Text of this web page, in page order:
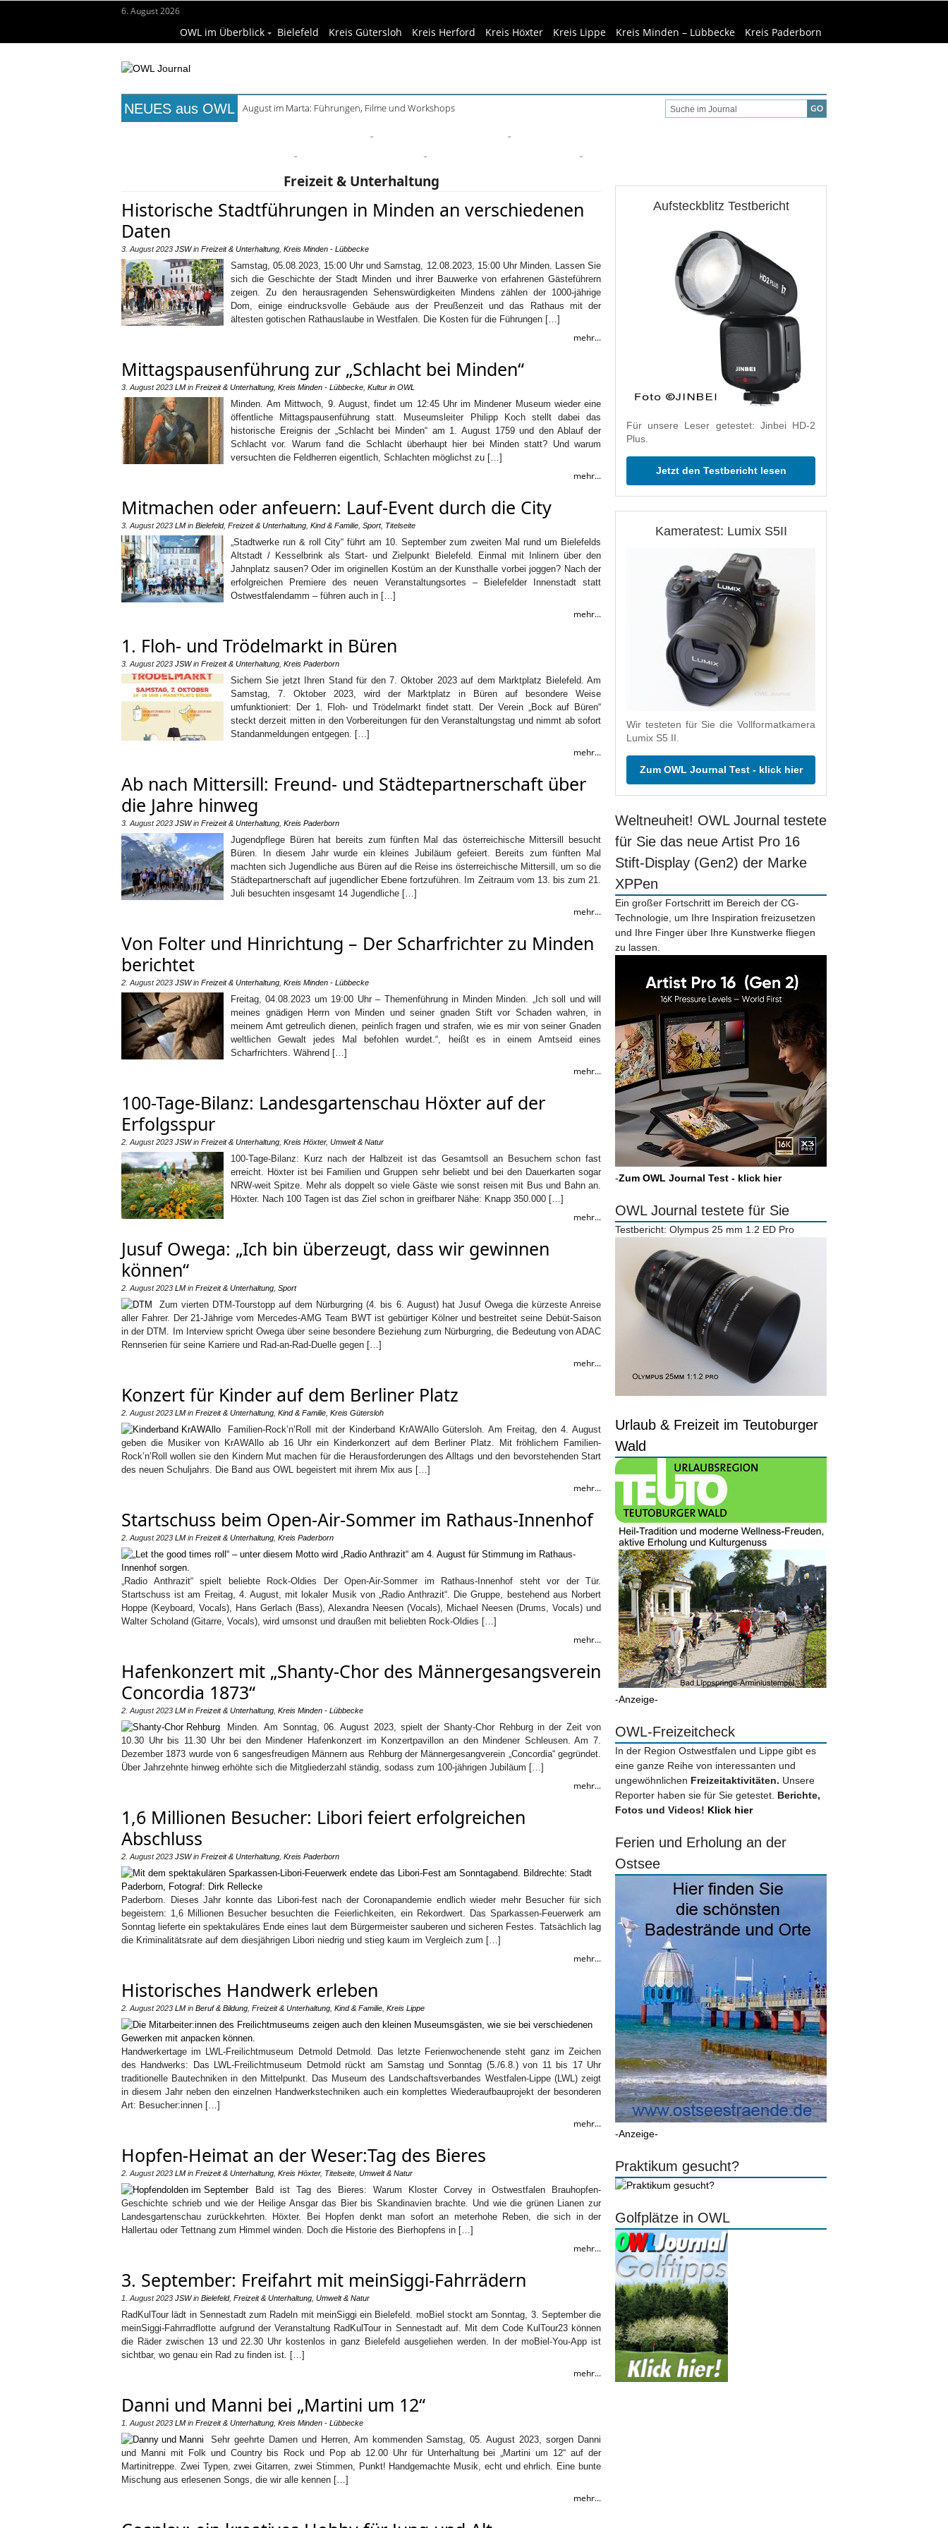
6. August 2026
OWL im Überblick Bielefeld Kreis Gütersloh Kreis Herford Kreis Höxter Kreis Lippe Kreis Minden – Lübbecke Kreis Paderborn
NEUES aus OWL August im Marta: Führungen, Filme und Workshops
Frühaufsteher-Führung im Mindener Museum am 13. August
Freizeit & Unterhaltung
Historische Stadtführungen in Minden an verschiedenen
Daten
3. August 2023 JSWin Freizeit & Unterhaltung Kreis Minden - Lübbecke
Samstag, 05.08.2023, 15:00 Uhr und Samstag, 12.08.2023, 15:00 Uhr Minden. Lassen Sie
sich die Geschichte der Stadt Minden und ihrer Bauwerke von erfahrenen Gästeführern
zeigen. Zu den herausragenden Sehenswürdigkeiten Mindens zählen der 1000-jährige
Dom, einige eindrucksvolle Gebäude aus der Preußenzeit und das Rathaus mit der
ältesten gotischen Rathauslaube in Westfalen. Die Kosten für die Führungen […]
mehr...
Mittagspausenführung zur „Schlacht bei Minden“
3. August 2023 LM in Freizeit & Unterhaltung Kreis Minden - Lübbecke Kultur in OWL
Minden. Am Mittwoch, 9. August, findet um 12:45 Uhr im Mindener Museum wieder eine
öffentliche Mittagspausenführung statt. Museumsleiter Philipp Koch stellt dabei das
historische Ereignis der „Schlacht bei Minden“ am 1. August 1759 und den Ablauf der
Schlacht vor. Warum fand die Schlacht überhaupt hier bei Minden statt? Und warum
versuchten die Feldherren eigentlich, Schlachten möglichst zu […]
mehr...
Mitmachen oder anfeuern: Lauf-Event durch die City
3. August 2023 LM in Bielefeld, Freizeit & Unterhaltung Kind & Familie Sport, Titelseite
„Stadtwerke run & roll City“ führt am 10. September zum zweiten Mal rund um Bielefelds
Altstadt / Kesselbrink als Start- und Zielpunkt Bielefeld. Einmal mit Inlinern über den
Jahnplatz sausen? Oder im originellen Kostüm an der Kunsthalle vorbei joggen? Nach der
erfolgreichen Premiere des neuen Veranstaltungsortes – Bielefelder Innenstadt statt
Ostwestfalendamm – führen auch in […]
mehr...
1. Floh- und Trödelmarkt in Büren
3. August 2023 JSWin Freizeit & Unterhaltung Kreis Paderborn
Sichern Sie jetzt Ihren Stand für den 7. Oktober 2023 auf dem Marktplatz Bielefeld. Am
Samstag, 7. Oktober 2023, wird der Marktplatz in Büren auf besondere Weise
umfunktioniert: Der 1. Floh- und Trödelmarkt findet statt. Der Verein „Bock auf Büren“
steckt derzeit mitten in den Vorbereitungen für den Veranstaltungstag und nimmt ab sofort
Standanmeldungen entgegen. […]
mehr...
Ab nach Mittersill: Freund- und Städtepartnerschaft über
die Jahre hinweg
3. August 2023 JSWin Freizeit & Unterhaltung Kreis Paderborn
Jugendpflege Büren hat bereits zum fünften Mal das österreichische Mittersill besucht
Büren. In diesem Jahr wurde ein kleines Jubiläum gefeiert. Bereits zum fünften Mal
machten sich Jugendliche aus Büren auf die Reise ins österreichische Mittersill, um so die
Städtepartnerschaft auf jugendlicher Ebene fortzuführen. Im Zeitraum vom 13. bis zum 21.
Juli besuchten insgesamt 14 Jugendliche […]
mehr...
Von Folter und Hinrichtung – Der Scharfrichter zu Minden
berichtet
2. August 2023 JSWin Freizeit & Unterhaltung Kreis Minden - Lübbecke
Freitag, 04.08.2023 um 19:00 Uhr – Themenführung in Minden Minden. „Ich soll und will
meines gnädigen Herrn von Minden und seiner gnaden Stift vor Schaden wahren, in
meinem Amt getreulich dienen, peinlich fragen und strafen, wie es mir von seiner Gnaden
weltlichen Gewalt jedes Mal befohlen wurdet.“, heißt es in einem Amtseid eines
Scharfrichters. Während […]
mehr...
100-Tage-Bilanz: Landesgartenschau Höxter auf der
Erfolgsspur
2. August 2023 JSWin Freizeit & Unterhaltung Kreis Höxter, Umwelt & Natur
100-Tage-Bilanz: Kurz nach der Halbzeit ist das Gesamtsoll an Besuchern schon fast
erreicht. Höxter ist bei Familien und Gruppen sehr beliebt und bei den Dauerkarten sogar
NRW-weit Spitze. Mehr als doppelt so viele Gäste wie sonst reisen mit Bus und Bahn an.
Höxter. Nach 100 Tagen ist das Ziel schon in greifbarer Nähe: Knapp 350.000 […]
mehr...
Jusuf Owega: „Ich bin überzeugt, dass wir gewinnen
können“
2. August 2023 LM in Freizeit & Unterhaltung Sport
Zum vierten DTM-Tourstopp auf dem Nürburgring (4. bis 6. August) hat Jusuf Owega die kürzeste Anreise
aller Fahrer. Der 21-Jährige vom Mercedes-AMG Team BWT ist gebürtiger Kölner und bestreitet seine Debüt-Saison
in der DTM. Im Interview spricht Owega über seine besondere Beziehung zum Nürburgring, die Bedeutung von ADAC
Rennserien für seine Karriere und Rad-an-Rad-Duelle gegen […]
mehr...
Konzert für Kinder auf dem Berliner Platz
2. August 2023 LM in Freizeit & Unterhaltung Kind & Familie Kreis Gütersloh
Familien-Rock’n’Roll mit der Kinderband KrAWAllo Gütersloh. Am Freitag, den 4. August
geben die Musiker von KrAWAllo ab 16 Uhr ein Kinderkonzert auf dem Berliner Platz. Mit fröhlichem Familien-
Rock’n’Roll wollen sie den Kindern Mut machen für die Herausforderungen des Alltags und den bevorstehenden Start
des neuen Schuljahrs. Die Band aus OWL begeistert mit ihrem Mix aus […]
mehr...
Startschuss beim Open-Air-Sommer im Rathaus-Innenhof
2. August 2023 LM in Freizeit & Unterhaltung Kreis Paderborn
„Radio Anthrazit“ spielt beliebte Rock-Oldies Der Open-Air-Sommer im Rathaus-Innenhof steht vor der Tür.
Startschuss ist am Freitag, 4. August, mit lokaler Musik von „Radio Anthrazit“. Die Gruppe, bestehend aus Norbert
Hoppe (Keyboard, Vocals), Hans Gerlach (Bass), Alexandra Neesen (Vocals), Michael Neesen (Drums, Vocals) und
Walter Scholand (Gitarre, Vocals), wird umsonst und draußen mit beliebten Rock-Oldies […]
mehr...
Hafenkonzert mit „Shanty-Chor des Männergesangsverein
Concordia 1873“
2. August 2023 LM in Freizeit & Unterhaltung Kreis Minden - Lübbecke
Minden. Am Sonntag, 06. August 2023, spielt der Shanty-Chor Rehburg in der Zeit von
10.30 Uhr bis 11.30 Uhr bei den Mindener Hafenkonzert im Konzertpavillon an den Mindener Schleusen. Am 7.
Dezember 1873 wurde von 6 sangesfreudigen Männern aus Rehburg der Männergesangverein „Concordia“ gegründet.
Über Jahrzehnte hinweg erhöhte sich die Mitgliederzahl ständig, sodass zum 100-jährigen Jubiläum […]
mehr...
1,6 Millionen Besucher: Libori feiert erfolgreichen
Abschluss
2. August 2023 JSWin Freizeit & Unterhaltung Kreis Paderborn
Paderborn. Dieses Jahr konnte das Libori-fest nach der Coronapandemie endlich wieder mehr Besucher für sich
begeistern: 1,6 Millionen Besucher besuchten die Feierlichkeiten, ein Rekordwert. Das Sparkassen-Feuerwerk am
Sonntag lieferte ein spektakuläres Ende eines laut dem Bürgermeister sauberen und sicheren Festes. Tatsächlich lag
die Kriminalitätsrate auf dem diesjährigen Libori niedrig und stieg kaum im Vergleich zum […]
mehr...
Historisches Handwerk erleben
2. August 2023 LM in Beruf & Bildung Freizeit & Unterhaltung Kind & Familie Kreis Lippe
Handwerkertage im LWL-Freilichtmuseum Detmold Detmold. Das letzte Ferienwochenende steht ganz im Zeichen
des Handwerks: Das LWL-Freilichtmuseum Detmold rückt am Samstag und Sonntag (5./6.8.) von 11 bis 17 Uhr
traditionelle Bautechniken in den Mittelpunkt. Das Museum des Landschaftsverbandes Westfalen-Lippe (LWL) zeigt
in diesem Jahr neben den einzelnen Handwerkstechniken auch ein komplettes Wiederaufbauprojekt der besonderen
Art: Besucher:innen […]
mehr...
Hopfen-Heimat an der Weser:Tag des Bieres
2. August 2023 LM in Freizeit & Unterhaltung Kreis Höxter, Titelseite Umwelt & Natur
Bald ist Tag des Bieres: Warum Kloster Corvey in Ostwestfalen Brauhopfen-
Geschichte schrieb und wie der Heilige Ansgar das Bier bis Skandinavien brachte. Und wie die grünen Lianen zur
Landesgartenschau zurückkehrten. Höxter. Bei Hopfen denkt man sofort an meterhohe Reben, die sich in der
Hallertau oder Tettnang zum Himmel winden. Doch die Historie des Bierhopfens in […]
mehr...
3. September: Freifahrt mit meinSiggi-Fahrrädern
1. August 2023 JSWin Bielefeld, Freizeit & Unterhaltung Umwelt & Natur
RadKulTour lädt in Sennestadt zum Radeln mit meinSiggi ein Bielefeld. moBiel stockt am Sonntag, 3. September die
meinSiggi-Fahrradflotte aufgrund der Veranstaltung RadKulTour in Sennestadt auf. Mit dem Code KulTour23 können
die Räder zwischen 13 und 22.30 Uhr kostenlos in ganz Bielefeld ausgeliehen werden. In der moBiel-You-App ist
sichtbar, wo genau ein Rad zu finden ist. […]
mehr...
Danni und Manni bei „Martini um 12“
1. August 2023 LM in Freizeit & Unterhaltung Kreis Minden - Lübbecke
Sehr geehrte Damen und Herren, Am kommenden Samstag, 05. August 2023, sorgen Danni
und Manni mit Folk und Country bis Rock und Pop ab 12.00 Uhr für Unterhaltung bei „Martini um 12“ auf der
Martinitreppe. Zwei Typen, zwei Gitarren, zwei Stimmen, Punkt! Handgemachte Musik, echt und ehrlich. Eine bunte
Mischung aus erlesenen Songs, die wir alle kennen […]
mehr...
Aufsteckblitz Testbericht
Für unsere Leser getestet: Jinbei HD-2
Plus.
Jetzt den Testbericht lesen
Kameratest: Lumix S5II
Wir testeten für Sie die Vollformatkamera
Lumix S5 II.
Zum OWL Journal Test - klick hier
Weltneuheit! OWL Journal testete
für Sie das neue Artist Pro 16
Stift-Display (Gen2) der Marke
XPPen
Ein großer Fortschritt im Bereich der CG-
Technologie, um Ihre Inspiration freizusetzen
und Ihre Finger über Ihre Kunstwerke fliegen
zu lassen.
-Zum OWL Journal Test - klick hier
OWL Journal testete für Sie
Testbericht: Olympus 25 mm 1.2 ED Pro
Urlaub & Freizeit im Teutoburger
Wald
-Anzeige-
OWL-Freizeitcheck
In der Region Ostwestfalen und Lippe gibt es
eine ganze Reihe von interessanten und
ungewöhnlichen Freizeitaktivitäten. Unsere
Reporter haben sie für Sie getestet. Berichte,
Fotos und Videos! Klick hier
Ferien und Erholung an der
Ostsee
-Anzeige-
Praktikum gesucht?
Golfplätze in OWL